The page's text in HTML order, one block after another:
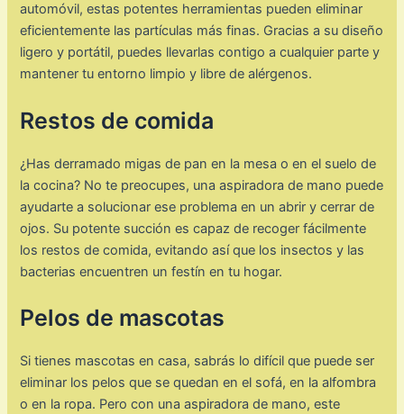
automóvil, estas potentes herramientas pueden eliminar
eficientemente las partículas más finas. Gracias a su diseño
ligero y portátil, puedes llevarlas contigo a cualquier parte y
mantener tu entorno limpio y libre de alérgenos.
Restos de comida
¿Has derramado migas de pan en la mesa o en el suelo de
la cocina? No te preocupes, una aspiradora de mano puede
ayudarte a solucionar ese problema en un abrir y cerrar de
ojos. Su potente succión es capaz de recoger fácilmente
los restos de comida, evitando así que los insectos y las
bacterias encuentren un festín en tu hogar.
Pelos de mascotas
Si tienes mascotas en casa, sabrás lo difícil que puede ser
eliminar los pelos que se quedan en el sofá, en la alfombra
o en la ropa. Pero con una aspiradora de mano, este